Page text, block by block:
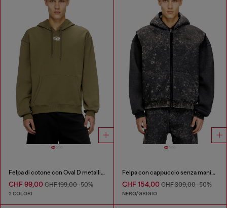
Felpa di cotone con Oval D metallico
CHF 99,00 CHF 199,00-50%
2 COLORI
Felpa con cappuccio senza maniche in tessuto scuba con effetto marmorizzato
CHF 154,00CHF 309,00-50%
NERO/GRIGIO